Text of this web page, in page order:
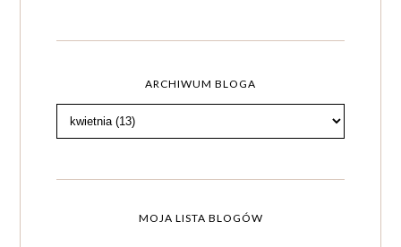
ARCHIWUM BLOGA
MOJA LISTA BLOGÓW